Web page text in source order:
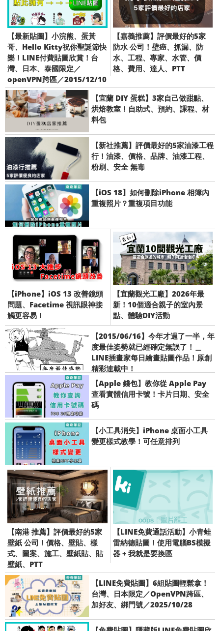
【最新貼圖】小浣熊、蛋黃
哥、Hello Kitty祝你聖誕節快
樂！LINE付費貼圖欣賞！台
灣、日本、泰國限定／
openVPN跨區／2015/12/10
【嘉義推薦】評價最好的5家
防水 公司！壁癌、抓漏、防
水、工程、專家、水管、價
格、費用、達人、PTT
【宜蘭 DIY 蛋糕】3家自己做甜點、
烘焙教室！自助式、預約、課程、材
料包
【新社推薦】評價最好的5家油漆工程
行！油漆、價格、品牌、油漆工程、
粉刷、安全 無毒
【iOS 18】如何刪除iPhone 相簿內
重複照片？重複項目功能
【iPhone】iOS 13 改善鏡頭
問題、Facetime 視訊眼神接
觸更容易！
【宜蘭觀光工廠】2026年最
新！10個適合親子的室內景
點、體驗DIY活動
【2015/06/16】今年才過了一半，年
度最佳姿勢就已經確定無誤了！＿
LINE插畫家每日繪畫貼圖作品！原創
精彩連載中！
【Apple 錢包】教你從 Apple Pay
查看實體信用卡號！卡片日期、安全
碼
【小工具消失】iPhone 桌面小工具
變更樣式教學！可任意排列
【南港 推薦】評價最好的5家
壁紙 公司！價格、壁貼、樣
式、圖案、施工、壁紙貼、貼
壁紙、PTT
【LINE免費通話活動】小青蛙
雷納德貼圖！使用電腦BS模擬
器 + 我就是要換區
【LINE免費貼圖】6組貼圖輕鬆拿！
台灣、日本限定／OpenVPN跨區、
加好友、綁門號／2025/10/28